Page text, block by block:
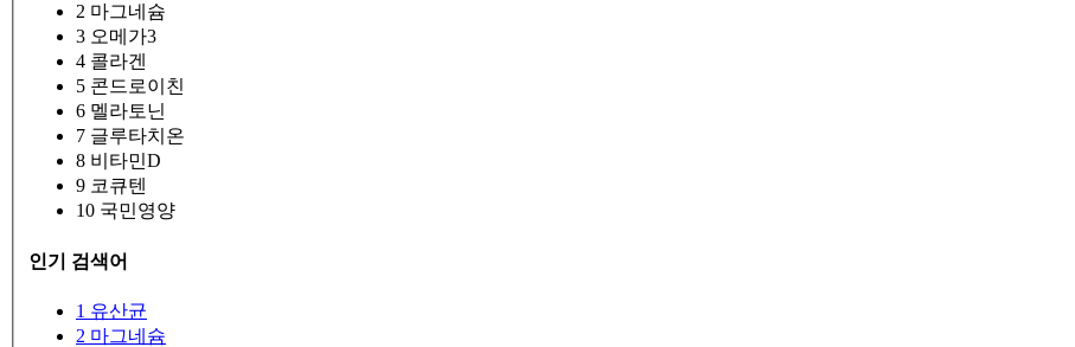
2 마그네슘
3 오메가3
4 콜라겐
5 콘드로이친
6 멜라토닌
7 글루타치온
8 비타민D
9 코큐텐
10 국민영양
인기 검색어
1 유산균
2 마그네슘